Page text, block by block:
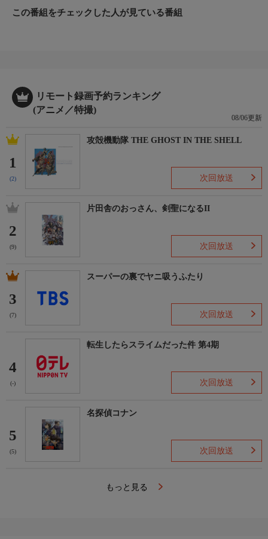
この番組をチェックした人が見ている番組
リモート録画予約ランキング
(アニメ／特撮)
08/06更新
1
(2)
攻殻機動隊 THE GHOST IN THE SHELL
次回放送
2
(9)
片田舎のおっさん、剣聖になるII
次回放送
3
(7)
スーパーの裏でヤニ吸うふたり
次回放送
4
(-)
転生したらスライムだった件 第4期
次回放送
5
(5)
名探偵コナン
次回放送
もっと見る